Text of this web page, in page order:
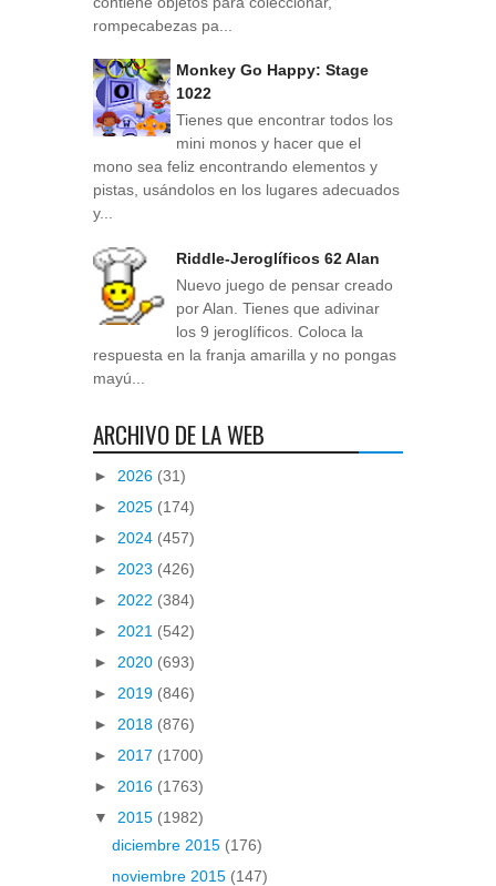
rompecabezas pa...
Monkey Go Happy: Stage
1022
Tienes que encontrar todos los
mini monos y hacer que el
mono sea feliz encontrando elementos y
pistas, usándolos en los lugares adecuados
y...
Riddle-Jeroglíficos 62 Alan
Nuevo juego de pensar creado
por Alan. Tienes que adivinar
los 9 jeroglíficos. Coloca la
respuesta en la franja amarilla y no pongas
mayú...
ARCHIVO DE LA WEB
► 2026 (31)
► 2025 (174)
► 2024 (457)
► 2023 (426)
► 2022 (384)
► 2021 (542)
► 2020 (693)
► 2019 (846)
► 2018 (876)
► 2017 (1700)
► 2016 (1763)
▼ 2015 (1982)
diciembre 2015 (176)
noviembre 2015 (147)